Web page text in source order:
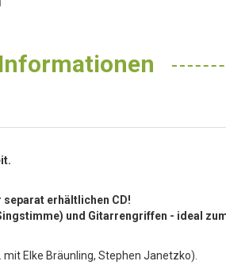
separat erhältlichen CD!
und Gitarrengriffen - ideal
Elke Bräunling, Stephen Janetzko).